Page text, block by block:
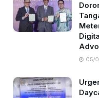
05/